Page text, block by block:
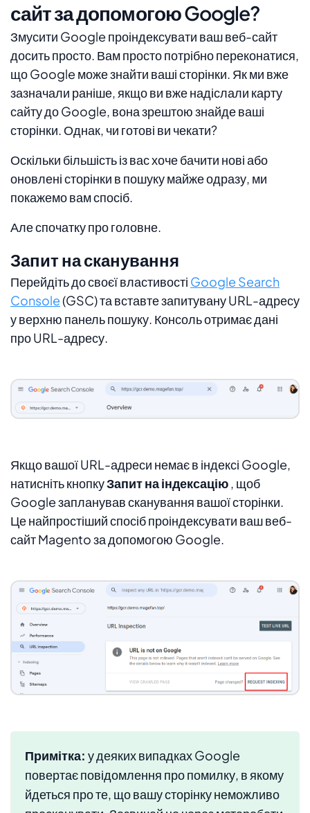
сайт за допомогою Google?
Змусити Google проіндексувати ваш веб-сайт
досить просто. Вам просто потрібно переконатися,
що Google може знайти ваші сторінки. Як ми вже
зазначали раніше, якщо ви вже надіслали карту
сайту до Google, вона зрештою знайде ваші
сторінки. Однак, чи готові ви чекати?
Оскільки більшість із вас хоче бачити нові або
оновлені сторінки в пошуку майже одразу, ми
покажемо вам спосіб.
Але спочатку про головне.
Запит на сканування
Перейдіть до своєї властивості Google Search
Console(GSC) та вставте запитувану URL-адресу
у верхню панель пошуку. Консоль отримає дані
про URL-адресу.
Якщо вашої URL-адреси немає в індексі Google,
натисніть кнопкуЗапит на індексацію, щоб
Google запланував сканування вашої сторінки.
Це найпростіший спосіб проіндексувати ваш веб-
сайт Magento за допомогою Google.
Примітка: у деяких випадках Google
повертає повідомлення про помилку, в якому
йдеться про те, що вашу сторінку неможливо